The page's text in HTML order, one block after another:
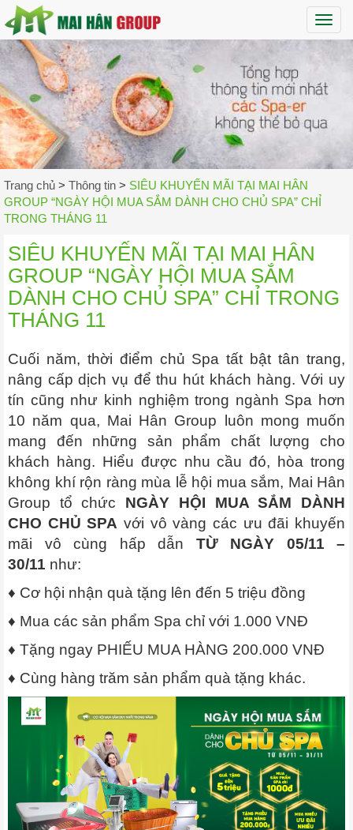
Trang chủ > Thông tin > SIÊU KHUYẾN MÃI TẠI MAI HÂN
GROUP “NGÀY HỘI MUA SẮM DÀNH CHO CHỦ SPA” CHỈ
TRONG THÁNG 11
SIÊU KHUYẾN MÃI TẠI MAI HÂN
GROUP “NGÀY HỘI MUA SẮM
DÀNH CHO CHỦ SPA” CHỈ TRONG
THÁNG 11
Cuối năm, thời điểm chủ Spa tất bật tân trang,
nâng cấp dịch vụ để thu hút khách hàng. Với uy
tín cũng như kinh nghiệm trong ngành Spa hơn
10 năm qua, Mai Hân Group luôn mong muốn
mang đến những sản phẩm chất lượng cho
khách hàng. Hiểu được nhu cầu đó, hòa trong
không khí rộn ràng mùa lễ hội mua sắm, Mai Hân
Group tổ chức NGÀY HỘI MUA SẮM DÀNH
CHO CHỦ SPA với vô vàng các ưu đãi khuyến
mãi vô cùng hấp dẫn TỪ NGÀY 05/11 –
30/11 như:
♦ Cơ hội nhận quà tặng lên đến 5 triệu đồng
♦ Mua các sản phẩm Spa chỉ với 1.000 VNĐ
♦ Tặng ngay PHIẾU MUA HÀNG 200.000 VNĐ
♦ Cùng hàng trăm sản phẩm quà tặng khác.